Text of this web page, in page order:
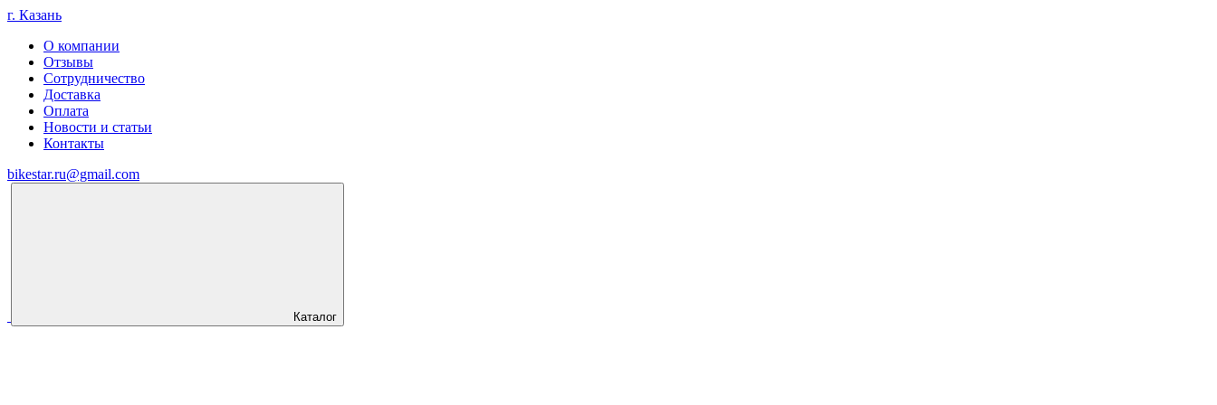
г. Казань
О компании
Отзывы
Сотрудничество
Доставка
Оплата
Новости и статьи
Контакты
bikestar.ru@gmail.com
Каталог